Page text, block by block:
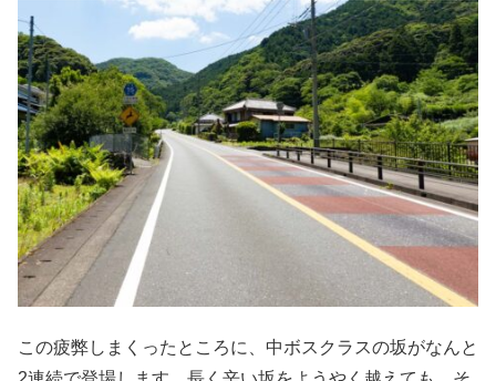
この疲弊しまくったところに、中ボスクラスの坂がなんと